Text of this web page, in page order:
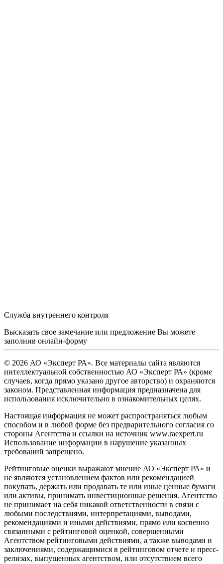
Служба внутреннего контроля
Высказать свое замечание или предложение Вы можете
заполнив онлайн-форму
© 2026 АО «Эксперт РА». Все материалы сайта являются
интеллектуальной собственностью АО «Эксперт РА» (кроме
случаев, когда прямо указано другое авторство) и охраняются
законом. Представленная информация предназначена для
использования исключительно в ознакомительных целях.
Настоящая информация не может распространяться любым
способом и в любой форме без предварительного согласия со
стороны Агентства и ссылки на источник www.raexpert.ru
Использование информации в нарушение указанных
требований запрещено.
Рейтинговые оценки выражают мнение АО «Эксперт РА» и
не являются установлением фактов или рекомендацией
покупать, держать или продавать те или иные ценные бумаги
или активы, принимать инвестиционные решения. Агентство
не принимает на себя никакой ответственности в связи с
любыми последствиями, интерпретациями, выводами,
рекомендациями и иными действиями, прямо или косвенно
связанными с рейтинговой оценкой, совершенными
Агентством рейтинговыми действиями, а также выводами и
заключениями, содержащимися в рейтинговом отчете и пресс-
релизах, выпущенных агентством, или отсутствием всего